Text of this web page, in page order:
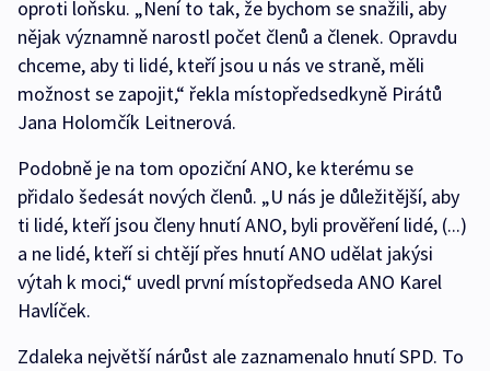
oproti loňsku. „Není to tak, že bychom se snažili, aby
nějak významně narostl počet členů a členek. Opravdu
chceme, aby ti lidé, kteří jsou u nás ve straně, měli
možnost se zapojit,“ řekla místopředsedkyně Pirátů
Jana Holomčík Leitnerová.
Podobně je na tom opoziční ANO, ke kterému se
přidalo šedesát nových členů. „U nás je důležitější, aby
ti lidé, kteří jsou členy hnutí ANO, byli prověření lidé, (...)
a ne lidé, kteří si chtějí přes hnutí ANO udělat jakýsi
výtah k moci,“ uvedl první místopředseda ANO Karel
Havlíček.
Zdaleka největší nárůst ale zaznamenalo hnutí SPD. To